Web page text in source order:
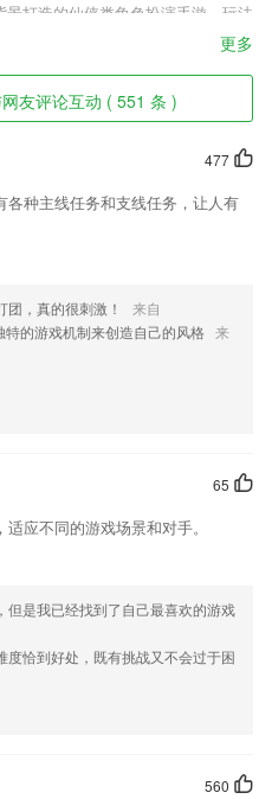
打造的仙侠类角色扮演手游，玩法
发挥了成熟H5引擎的强大功能，
闲玩法为主，简单又深刻的引入了
、唯美又真实的仙侠世界。
量视频，全面满足衡阳人的阅读需
用；
有效巩固课内外知识。
与服务期内优秀学员分享会，给自
员自动适配课程
频加文章丰富的内容让爸爸妈妈更
更加棒。
更多
友评论互动 ( 551 条 )
477
种主线任务和支线任务，让人有
团，真的很刺激！
来自
特的游戏机制来创造自己的风格 来
65
应不同的游戏场景和对手。
但是我已经找到了自己最喜欢的游戏
度恰到好处，既有挑战又不会过于困
560